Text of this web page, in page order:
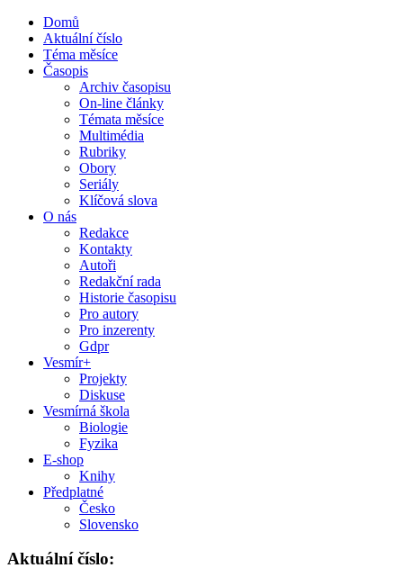
Domů
Aktuální číslo
Téma měsíce
Časopis
Archiv časopisu
On-line články
Témata měsíce
Multimédia
Rubriky
Obory
Seriály
Klíčová slova
O nás
Redakce
Kontakty
Autoři
Redakční rada
Historie časopisu
Pro autory
Pro inzerenty
Gdpr
Vesmír+
Projekty
Diskuse
Vesmírná škola
Biologie
Fyzika
E-shop
Knihy
Předplatné
Česko
Slovensko
Aktuální číslo: